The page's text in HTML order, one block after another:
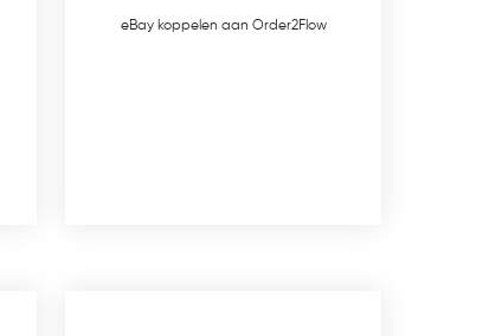
eBay koppelen aan Order2Flow